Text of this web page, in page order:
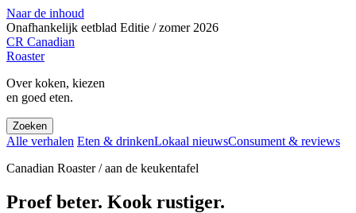
Naar de inhoud
Onafhankelijk eetblad Editie / zomer 2026
CR Canadian
Roaster
Over koken, kiezen
en goed eten.
Zoeken
Alle verhalen Eten & drinkenLokaal nieuwsConsument & reviews
Canadian Roaster / aan de keukentafel
Proef beter. Kook rustiger.